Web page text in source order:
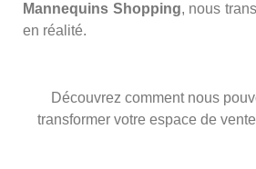
Mannequins Shopping, nous
en réalité.
Découvrez comment nous
transformer votre espace de